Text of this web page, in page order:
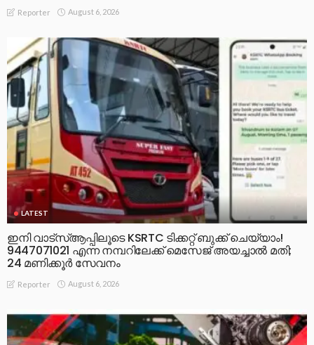
Reporter August 6, 2026
LATEST
ഇനി വാട്‌സ്ആപ്പിലൂടെ KSRTC ടിക്കറ്റ് ബുക്ക് ചെയ്യാം!
9447071021 എന്ന നമ്പറിലേക്ക് മെസേജ് അയച്ചാൽ മതി;
24 മണിക്കൂർ സേവനം
Reporter August 6, 2026